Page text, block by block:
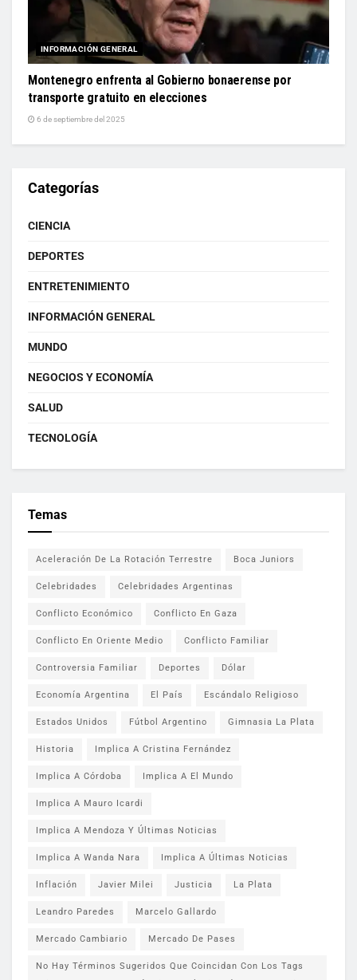
INFORMACIÓN GENERAL
Montenegro enfrenta al Gobierno bonaerense por
transporte gratuito en elecciones
6 de septiembre del 2025
Categorías
CIENCIA
DEPORTES
ENTRETENIMIENTO
INFORMACIÓN GENERAL
MUNDO
NEGOCIOS Y ECONOMÍA
SALUD
TECNOLOGÍA
Temas
Aceleración De La Rotación Terrestre Boca Juniors
Celebridades Celebridades Argentinas
Conflicto Económico Conflicto En Gaza
Conflicto En Oriente Medio Conflicto Familiar
Controversia Familiar Deportes Dólar
Economía Argentina El País Escándalo Religioso
Estados Unidos Fútbol Argentino Gimnasia La Plata
Historia Implica A Cristina Fernández
Implica A Córdoba Implica A El Mundo
Implica A Mauro Icardi
Implica A Mendoza Y Últimas Noticias
Implica A Wanda Nara Implica A Últimas Noticias
Inflación Javier Milei Justicia La Plata
Leandro Paredes Marcelo Gallardo
Mercado Cambiario Mercado De Pases
No Hay Términos Sugeridos Que Coincidan Con Los Tags